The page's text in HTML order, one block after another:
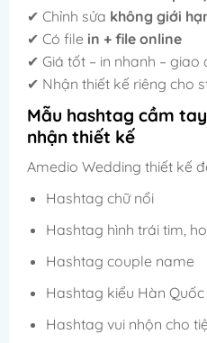
✔ Chỉnh sửa không giới
✔ Có file in + file online
✔ Giá tốt – in nhanh – giao
✔ Nhận thiết kế riêng cho
Mẫu hashtag cầm
nhận thiết kế
Amedio Wedding thiết kế
Hashtag chữ nổi
Hashtag hình trái tim,
Hashtag couple name
Hashtag kiểu Hàn
Hashtag vui nhộn cho